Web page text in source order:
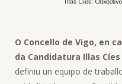
O Concello de Vigo, en
da Candidatura Illas
definiu un equipo de